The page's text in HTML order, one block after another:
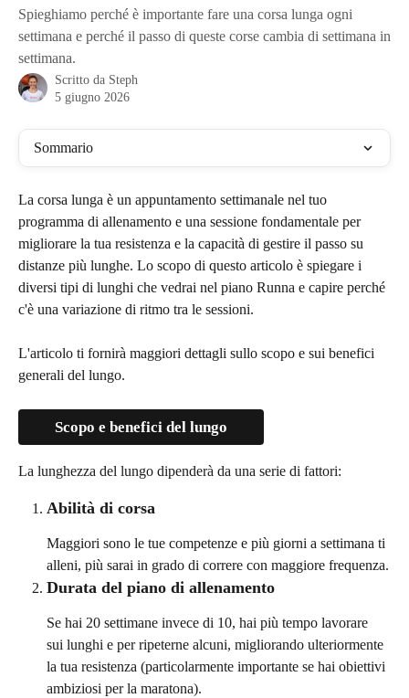
Spieghiamo perché è importante fare una corsa lunga ogni
settimana e perché il passo di queste corse cambia di settimana in
settimana.
Scritto da Steph
5 giugno 2026
Sommario
La corsa lunga è un appuntamento settimanale nel tuo
programma di allenamento e una sessione fondamentale per
migliorare la tua resistenza e la capacità di gestire il passo su
distanze più lunghe. Lo scopo di questo articolo è spiegare i
diversi tipi di lunghi che vedrai nel piano Runna e capire perché
c'è una variazione di ritmo tra le sessioni.
L'articolo ti fornirà maggiori dettagli sullo scopo e sui benefici
generali del lungo.
Scopo e benefici del lungo
La lunghezza del lungo dipenderà da una serie di fattori:
Abilità di corsa
Maggiori sono le tue competenze e più giorni a settimana ti
alleni, più sarai in grado di correre con maggiore frequenza.
Durata del piano di allenamento
Se hai 20 settimane invece di 10, hai più tempo lavorare
sui lunghi e per ripeterne alcuni, migliorando ulteriormente
la tua resistenza (particolarmente importante se hai obiettivi
ambiziosi per la maratona).